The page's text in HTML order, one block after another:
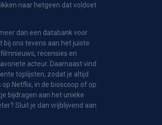
naar hetgeen dat voldoet
dan een databank voor
bij ons tevens aan het juiste
recensies en
acteur. Daarnaast vind
toplijsten, zodat je altijd
Netflix, in de bioscoop of op
bijdragen aan het unieke
Sluit je dan vrijblijvend aan